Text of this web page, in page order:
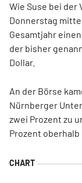
Wie Suse bei der
Donnerstag
Gesamtjahr
der bisher
Dollar.
An der Börse
Nürnberger
zwei Prozent zu
Prozent oberhalb